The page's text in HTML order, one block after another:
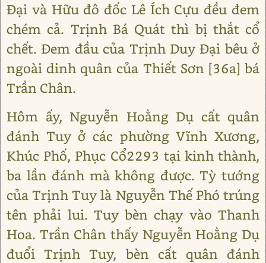
Đại và Hữu đô đốc Lê Ích Cựu đều đem
chém cả. Trịnh Bá Quát thì bị thắt cổ
chết. Đem đầu của Trịnh Duy Đại bêu ở
ngoài dinh quân của Thiết Sơn [36a] bá
Trần Chân.
Hôm ấy, Nguyễn Hoằng Dụ cất quân
đánh Tuy ở các phường Vĩnh Xương,
Khúc Phố, Phục Cổ2293 tại kinh thành,
ba lần đánh mà không được. Tỳ tướng
của Trịnh Tuy là Nguyễn Thế Phó trúng
tên phải lui. Tuy bèn chạy vào Thanh
Hoa. Trần Chân thấy Nguyễn Hoằng Dụ
đuổi Trịnh Tuy, bèn cất quân đánh